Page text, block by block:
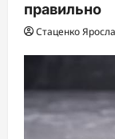
правильно
Стаценко